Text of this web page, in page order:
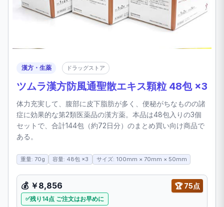
漢方・生薬 ドラッグストア
ツムラ漢方防風通聖散エキス顆粒 48包 ×3
体力充実して、腹部に皮下脂肪が多く、便秘がちなものの諸
症に効果的な第2類医薬品の漢方薬。本品は48包入りの3個
セットで、合計144包（約72日分）のまとめ買い向け商品で
ある。
重量: 70g 容量: 48包 ×3 サイズ: 100mm × 70mm × 50mm
💰 ￥8,856 🏆 75点
残り14点 ご注文はお早めに